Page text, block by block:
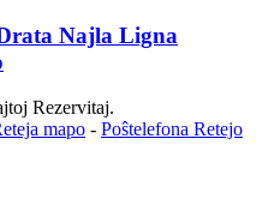
Najla Ligna
Rezervitaj.
mapo - Poŝtelefona Retejo